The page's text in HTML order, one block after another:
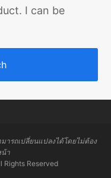
I can be
ารถเปลี่ยนแปลงได้โดยไม่ต้อง
น้า
Rights Reserved